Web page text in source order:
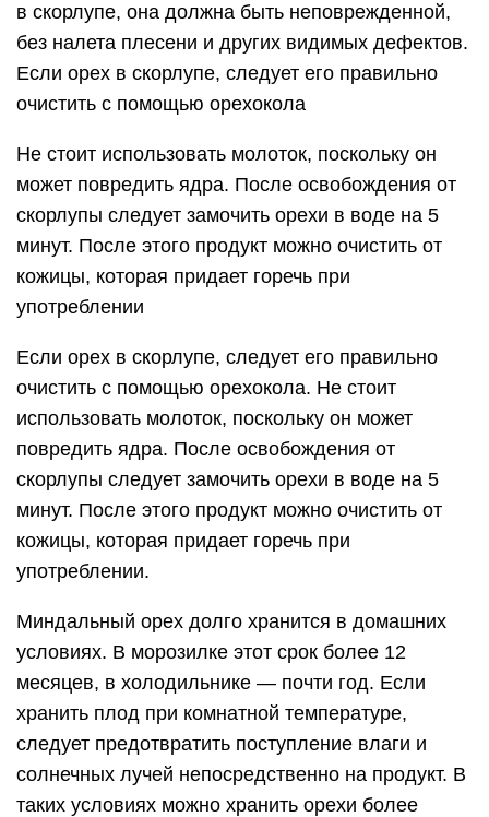
в скорлупе, она должна быть неповрежденной,
без налета плесени и других видимых дефектов.
Если орех в скорлупе, следует его правильно
очистить с помощью орехокола
Не стоит использовать молоток, поскольку он
может повредить ядра. После освобождения от
скорлупы следует замочить орехи в воде на 5
минут. После этого продукт можно очистить от
кожицы, которая придает горечь при
употреблении
Если орех в скорлупе, следует его правильно
очистить с помощью орехокола. Не стоит
использовать молоток, поскольку он может
повредить ядра. После освобождения от
скорлупы следует замочить орехи в воде на 5
минут. После этого продукт можно очистить от
кожицы, которая придает горечь при
употреблении.
Миндальный орех долго хранится в домашних
условиях. В морозилке этот срок более 12
месяцев, в холодильнике — почти год. Если
хранить плод при комнатной температуре,
следует предотвратить поступление влаги и
солнечных лучей непосредственно на продукт. В
таких условиях можно хранить орехи более